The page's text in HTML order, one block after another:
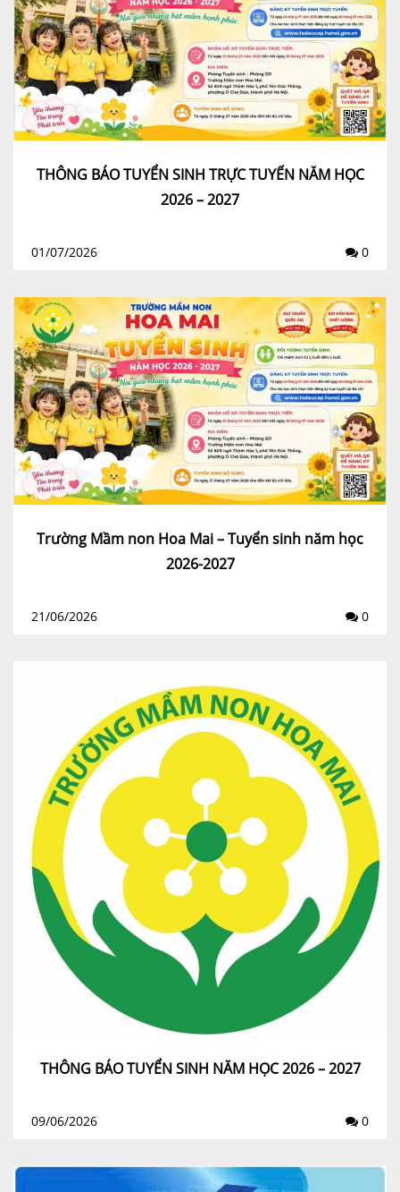
THÔNG BÁO TUYỂN SINH TRỰC TUYẾN NĂM HỌC
2026 – 2027
01/07/2026 0
Trường Mầm non Hoa Mai – Tuyển sinh năm học
2026-2027
21/06/2026 0
THÔNG BÁO TUYỂN SINH NĂM HỌC 2026 – 2027
09/06/2026 0